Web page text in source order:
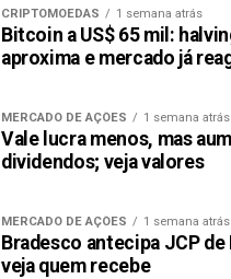
CRIPTOMOEDAS 1 semana atrás
Bitcoin a US$ 65 mil:
aproxima e mercado já
MERCADO DE AÇÕES 1 semana atrás
Vale lucra menos, mas
dividendos; veja valores
MERCADO DE AÇÕES 1 semana atrás
Bradesco antecipa JCP de
veja quem recebe